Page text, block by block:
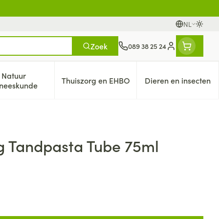
NL
Talen
Zoek 089 38 25 24
Klant menu
categorie
Vitaliteit 50+ categorie
Natuur
Toon submenu voor Natuur geneeskunde categorie
Thuiszorg en EHBOToon submenu voor Thuiszorg en
Dieren en insecten
Toon
Tube 75ml